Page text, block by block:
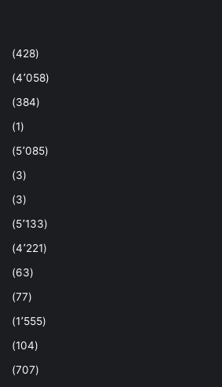
(428)
(4٬058)
(384)
(1)
(5٬085)
(3)
(3)
(5٬133)
(4٬221)
(63)
(77)
(1٬555)
(104)
(707)